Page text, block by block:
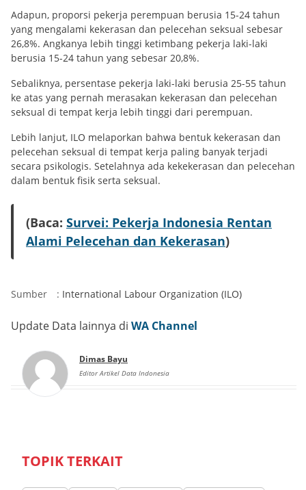
Adapun, proporsi pekerja perempuan berusia 15-24 tahun
yang mengalami kekerasan dan pelecehan seksual sebesar
26,8%. Angkanya lebih tinggi ketimbang pekerja laki-laki
berusia 15-24 tahun yang sebesar 20,8%.
Sebaliknya, persentase pekerja laki-laki berusia 25-55 tahun
ke atas yang pernah merasakan kekerasan dan pelecehan
seksual di tempat kerja lebih tinggi dari perempuan.
Lebih lanjut, ILO melaporkan bahwa bentuk kekerasan dan
pelecehan seksual di tempat kerja paling banyak terjadi
secara psikologis. Setelahnya ada kekekerasan dan pelecehan
dalam bentuk fisik serta seksual.
(Baca: Survei: Pekerja Indonesia Rentan
Alami Pelecehan dan Kekerasan)
Sumber : International Labour Organization (ILO)
Update Data lainnya di WA Channel
Dimas Bayu
Editor Artikel Data Indonesia
TOPIK TERKAIT